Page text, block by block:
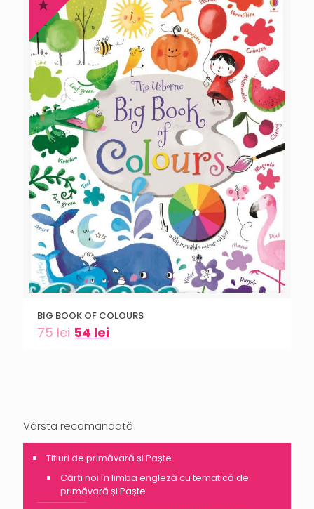
BIG BOOK OF COLOURS
75lei 54 lei
Vârsta recomandată
Titluri de primăvară și Paște
Cărți noi în limba engleză cu tematică de
primăvară și Paște